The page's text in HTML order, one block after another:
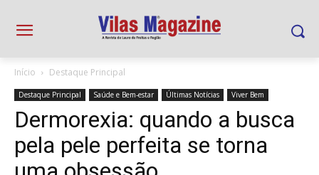
Início Destaque Principal
Destaque Principal Saúde e Bem-estar Últimas Notícias Viver Bem
Dermorexia: quando a busca
pela pele perfeita se torna